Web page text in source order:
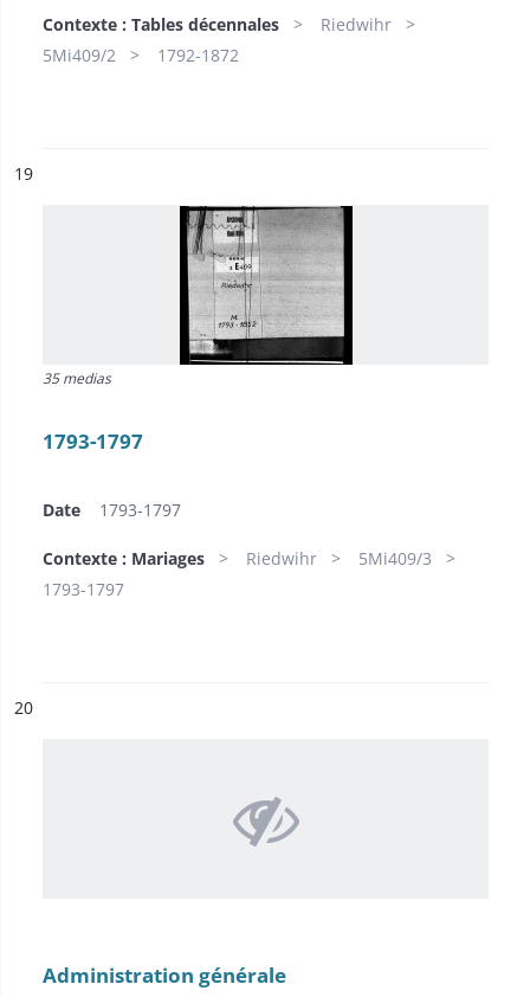
Contexte : Tables décennales
Riedwihr
5Mi409/2
1792-1872
n°
19
35 medias
1793-1797
Date 1793-1797
Contexte : Mariages Riedwihr
5Mi409/3
1793-1797
n°
20
Administration générale